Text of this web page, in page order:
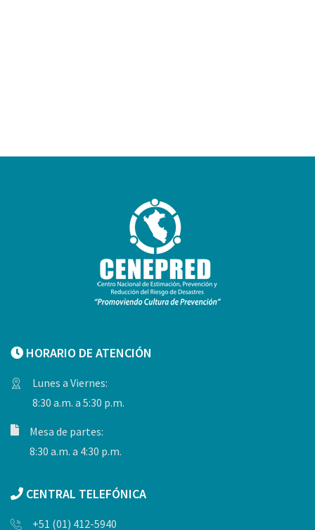
HORARIO DE ATENCIÓN
Lunes a Viernes:
8:30 a.m. a 5:30 p.m.
Mesa de partes:
8:30 a.m. a 4:30 p.m.
CENTRAL TELEFÓNICA
+51 (01) 412-5940